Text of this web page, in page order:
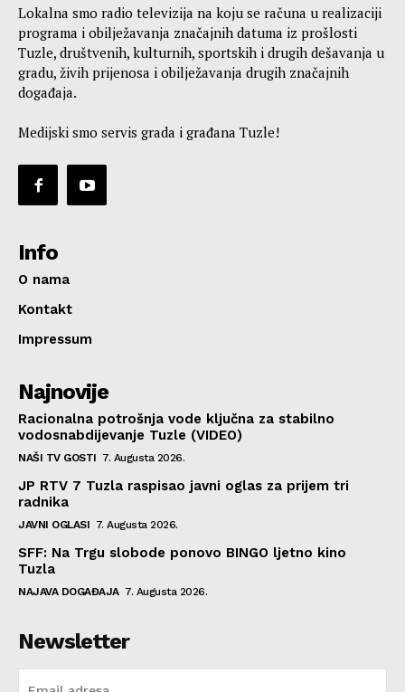
Lokalna smo radio televizija na koju se računa u realizaciji
programa i obilježavanja značajnih datuma iz prošlosti
Tuzle, društvenih, kulturnih, sportskih i drugih dešavanja u
gradu, živih prijenosa i obilježavanja drugih značajnih
događaja.
Medijski smo servis grada i građana Tuzle!
Info
O nama
Kontakt
Impressum
Najnovije
Racionalna potrošnja vode ključna za stabilno
vodosnabdijevanje Tuzle (VIDEO)
NAŠI TV GOSTI 7. Augusta 2026.
JP RTV 7 Tuzla raspisao javni oglas za prijem tri
radnika
JAVNI OGLASI 7. Augusta 2026.
SFF: Na Trgu slobode ponovo BINGO ljetno kino
Tuzla
NAJAVA DOGAĐAJA 7. Augusta 2026.
Newsletter